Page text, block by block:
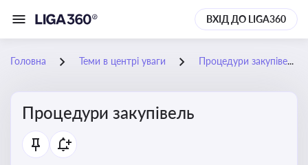
ВХІД ДО LIGA360
Головна Теми в центрі уваги Процедури закупівель
Процедури закупівель